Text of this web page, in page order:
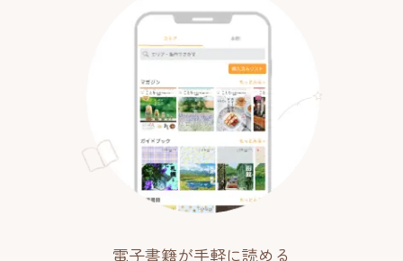
電子書籍が手軽に読める